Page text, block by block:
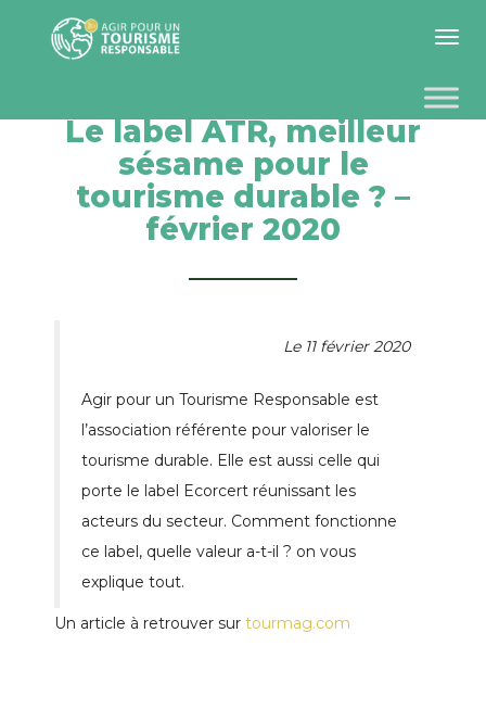
Toggle
Le label ATR, meilleur
sésame pour le
tourisme durable ? –
février 2020
Le 11 février 2020
Agir pour un Tourisme Responsable est
l’association référente pour valoriser le
tourisme durable. Elle est aussi celle qui
porte le label Ecorcert réunissant les
acteurs du secteur. Comment fonctionne
ce label, quelle valeur a-t-il ? on vous
explique tout.
Un article à retrouver sur tourmag.com